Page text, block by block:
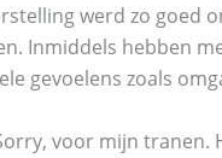
werd zo goed
Inmiddels hebben
gevoelens zoals
voor mijn tranen.